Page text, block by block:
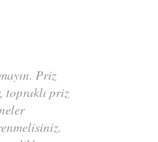
Priz
topraklı priz